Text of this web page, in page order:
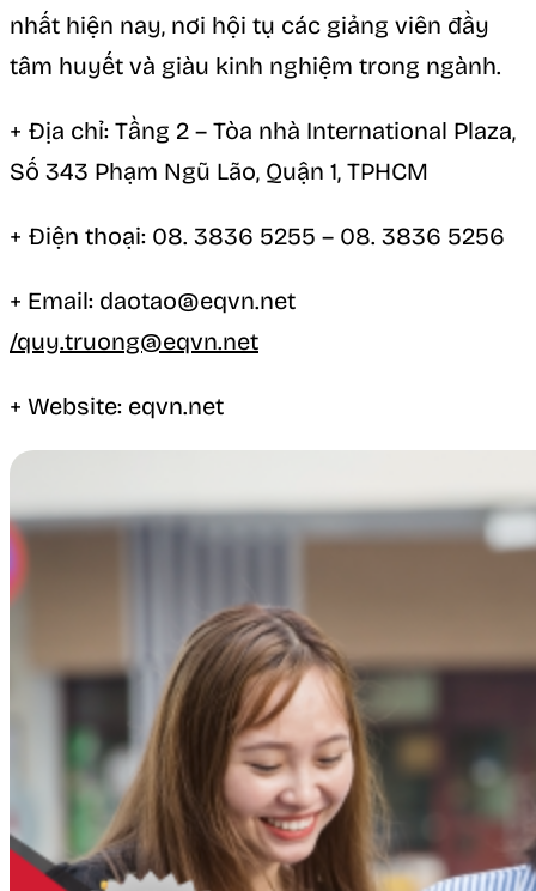
nhất hiện nay, nơi hội tụ các giảng viên đầy
tâm huyết và giàu kinh nghiệm trong ngành.
+ Địa chỉ: Tầng 2 – Tòa nhà International Plaza,
Số 343 Phạm Ngũ Lão, Quận 1, TPHCM
+ Điện thoại: 08. 3836 5255 – 08. 3836 5256
+ Email: daotao@eqvn.net
/quy.truong@eqvn.net
+ Website: eqvn.net